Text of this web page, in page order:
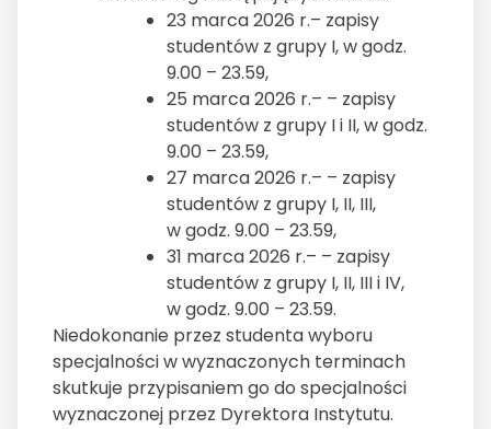
23 marca 2026 r.– zapisy
studentów z grupy I, w godz.
9.00 – 23.59,
25 marca 2026 r.– – zapisy
studentów z grupy I i II, w godz.
9.00 – 23.59,
27 marca 2026 r.– – zapisy
studentów z grupy I, II, III,
w godz. 9.00 – 23.59,
31 marca 2026 r.– – zapisy
studentów z grupy I, II, III i IV,
w godz. 9.00 – 23.59.
Niedokonanie przez studenta wyboru
specjalności w wyznaczonych terminach
skutkuje przypisaniem go do specjalności
wyznaczonej przez Dyrektora Instytutu.